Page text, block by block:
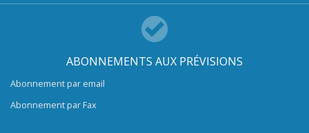
ABONNEMENTS AUX PRÉVISIONS
Abonnement par email
Abonnement par Fax